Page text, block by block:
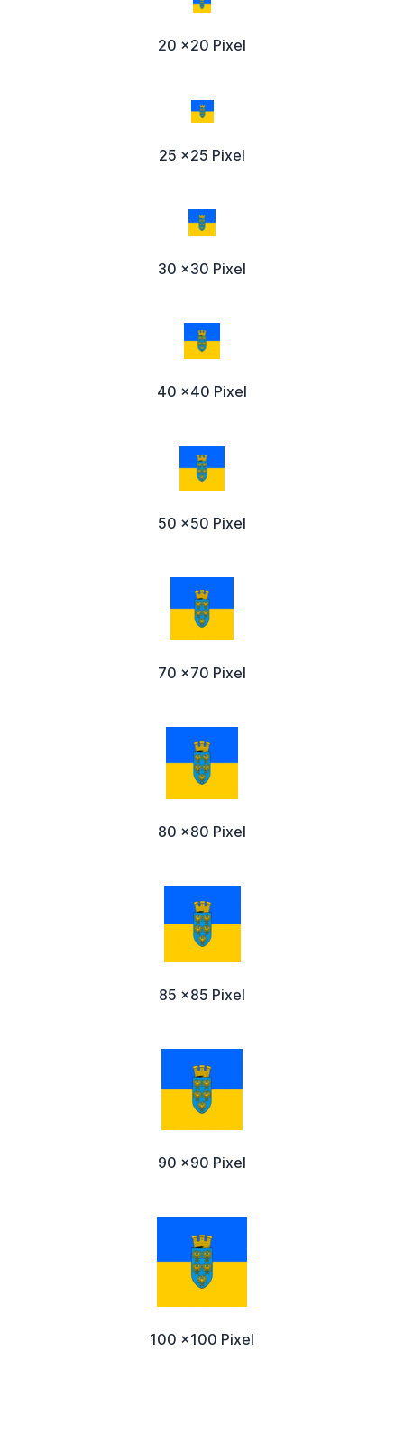
20 x20 Pixel
25 x25 Pixel
30 x30 Pixel
40 x40 Pixel
50 x50 Pixel
70 x70 Pixel
80 x80 Pixel
85 x85 Pixel
90 x90 Pixel
100 x100 Pixel